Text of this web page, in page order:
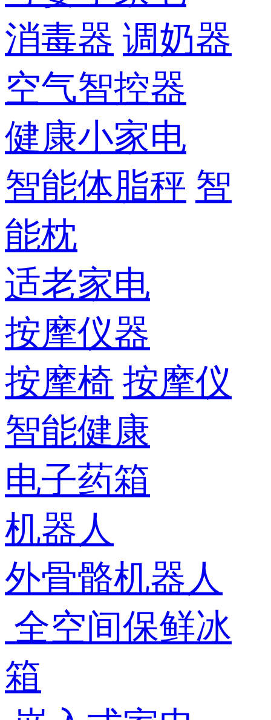
消毒器 调奶器
空气智控器
健康小家电
智能体脂秤 智
能枕
适老家电
按摩仪器
按摩椅 按摩仪
智能健康
电子药箱
机器人
外骨骼机器人
全空间保鲜冰
箱